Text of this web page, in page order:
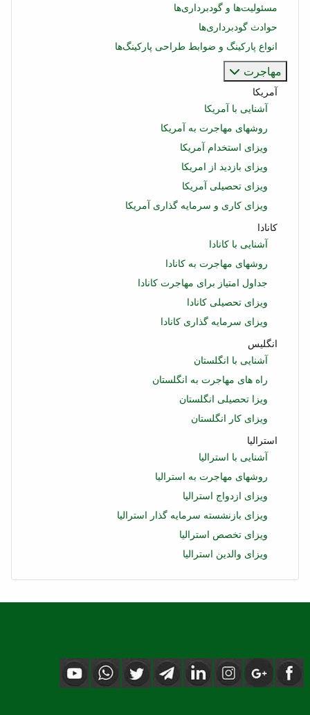
مسئولیت‌ها و گودبرداری‌ها
حوادث گودبرداری‌ها
انواع پارکینگ و ضوابط طراحی پارکینگ‌ها
مهاجرت
آمریکا
آشنایی با آمریکا
روشهای مهاجرت به آمریکا
ویزای استخدام آمریکا
ویزای بازدید از امریکا
ویزای تحصیلی آمریکا
ویزای کاری و سرمایه گذاری آمریکا
کانادا
آشنایی با کانادا
روشهای مهاجرت به کانادا
جداول امتیاز برای مهاجرت کانادا
ویزای تحصیلی کانادا
ویزای سرمایه گذاری کانادا
انگلیس
آشنایی با انگلستان
راه های مهاجرت به انگلستان
ویزا تحصیلی انگلستان
ویزای کار انگلستان
استرالیا
آشنایی با استرالیا
روشهای مهاجرت به استرالیا
ویزای ازدواج استرالیا
ویزای بازنشسته سرمایه گذار استرالیا
ویزای تخصص استرالیا
ویزای والدین استرالیا